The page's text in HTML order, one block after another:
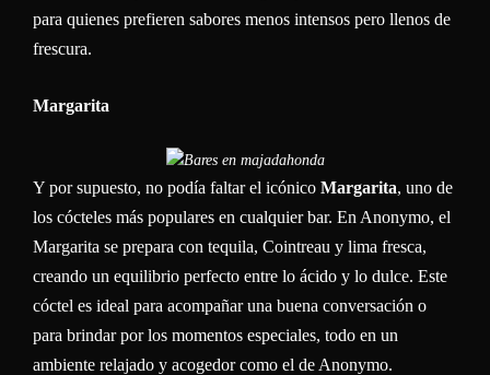
para quienes prefieren sabores menos intensos pero llenos de
frescura.
Margarita
Y por supuesto, no podía faltar el icónico Margarita, uno de
los cócteles más populares en cualquier bar. En Anonymo, el
Margarita se prepara con tequila, Cointreau y lima fresca,
creando un equilibrio perfecto entre lo ácido y lo dulce. Este
cóctel es ideal para acompañar una buena conversación o
para brindar por los momentos especiales, todo en un
ambiente relajado y acogedor como el de Anonymo.